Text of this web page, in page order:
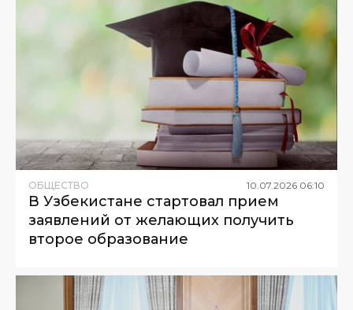
ОБЩЕСТВО 10 07 2026 06:10
В Узбекистане стартовал прием
заявлений от желающих получить
второе образование